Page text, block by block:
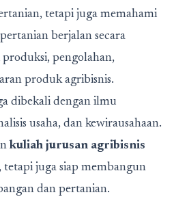
tetapi juga memahami
berjalan secara
pengolahan,
produk agribisnis.
dibekali dengan ilmu
usaha, dan kewirausahaan.
kuliah jurusan agribisnis
tetapi juga siap membangun
dan pertanian.